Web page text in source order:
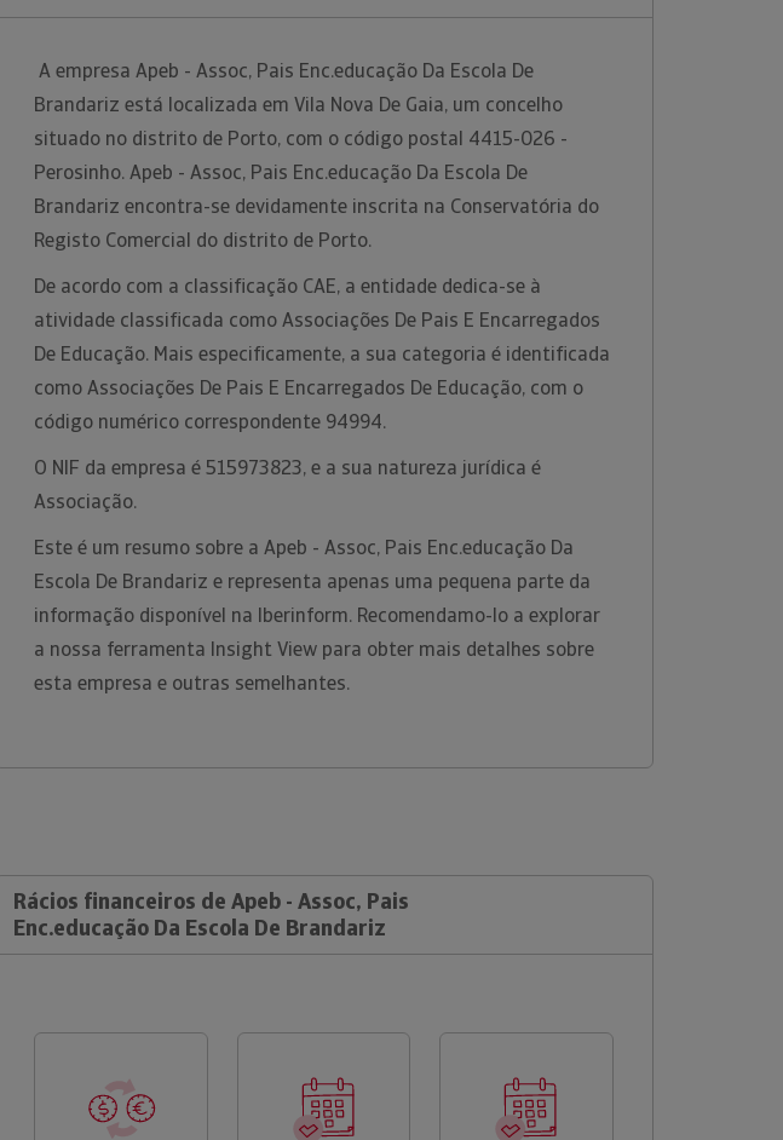
A empresa Apeb - Assoc, Pais Enc.educação Da Escola De
Brandariz está localizada em Vila Nova De Gaia, um concelho
situado no distrito de Porto, com o código postal 4415-026 -
Perosinho. Apeb - Assoc, Pais Enc.educação Da Escola De
Brandariz encontra-se devidamente inscrita na Conservatória do
Registo Comercial do distrito de Porto.
De acordo com a classificação CAE, a entidade dedica-se à
atividade classificada como Associações De Pais E Encarregados
De Educação. Mais especificamente, a sua categoria é identificada
como Associações De Pais E Encarregados De Educação, com o
código numérico correspondente 94994.
O NIF da empresa é 515973823, e a sua natureza jurídica é
Associação.
Este é um resumo sobre a Apeb - Assoc, Pais Enc.educação Da
Escola De Brandariz e representa apenas uma pequena parte da
informação disponível na Iberinform. Recomendamo-lo a explorar
a nossa ferramenta Insight View para obter mais detalhes sobre
esta empresa e outras semelhantes.
Rácios financeiros de Apeb - Assoc, Pais
Enc.educação Da Escola De Brandariz